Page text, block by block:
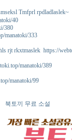
Tmfprl rpdladlaslek~
40
380
manatoki/333
rjt rkxtmaslek https://
manatoki/389
manatoki/99
북토끼 무료 소설